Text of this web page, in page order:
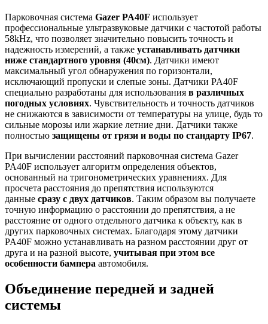
Парковочная система Gazer PA40F использует
профессиональные ультразвуковые датчики с частотой работы
58kHz, что позволяет значительно повысить точность и
надежность измерений, а также устанавливать датчики
ниже стандартного уровня (40см). Датчики имеют
максимальный угол обнаружения по горизонтали,
исключающий пропуски и слепые зоны. Датчики PA40F
специально разработаны для использования в различных
погодных условиях. Чувствительность и точность датчиков
не снижаются в зависимости от температуры на улице, будь то
сильные морозы или жаркие летние дни. Датчики также
полностью защищены от грязи и воды по стандарту IP67.
При вычислении расстояний парковочная система Gazer
PA40F использует алгоритм определения объектов,
основанный на тригонометрических уравнениях. Для
просчета расстояния до препятствия используются
данные сразу с двух датчиков. Таким образом вы получаете
точную информацию о расстоянии до препятствия, а не
расстояние от одного отдельного датчика к объекту, как в
других парковочных системах. Благодаря этому датчики
PA40F можно устанавливать на разном расстоянии друг от
друга и на разной высоте, учитывая при этом все
особенности бампера автомобиля.
Объединение передней и задней
системы